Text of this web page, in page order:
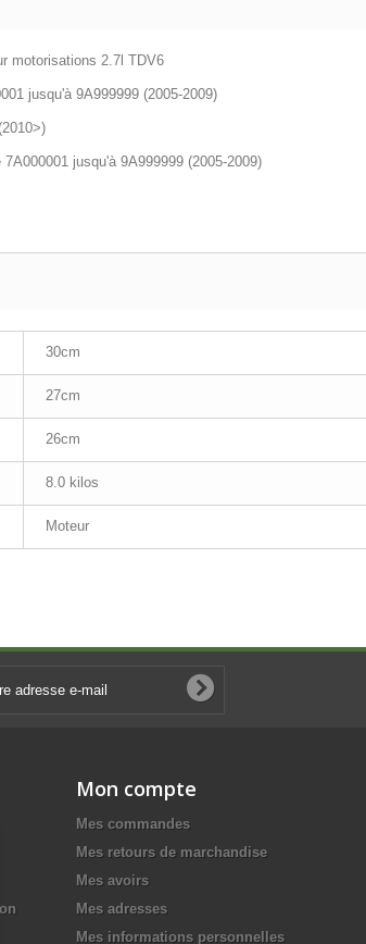
motorisations 2.7l TDV6
jusqu'à 9A999999 (2005-2009)
jusqu'à 9A999999 (2005-2009)
30cm
27cm
26cm
8.0 kilos
Moteur
Mon compte
Mes commandes
Mes retours de marchandise
Mes avoirs
Mes adresses
Mes informations personnelles